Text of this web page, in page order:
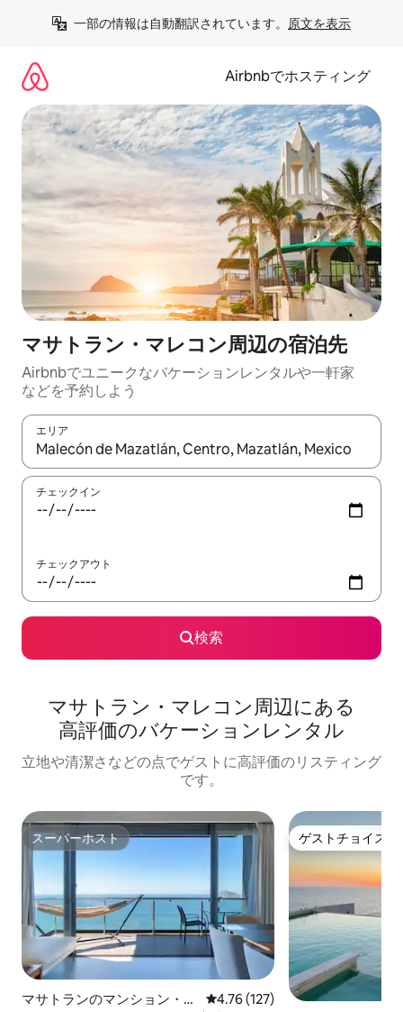
一部の情報は自動翻訳されています。 原文を表示
Airbnbでホスティング
マサトラン・マレコン⁠周⁠辺⁠の宿⁠泊⁠先
Airbnbでユニークなバ⁠ケ⁠ー⁠シ⁠ョ⁠ンレ⁠ン⁠タ⁠ルや一⁠軒⁠家
な⁠ど⁠を予⁠約⁠し⁠よ⁠う
エリア
検索結果が表示されたら、上下の矢印キーを使って移動するか
チェックイン
チェックアウト
検索
マサトラン・マレコン⁠周⁠辺⁠に⁠あ⁠る
高⁠評⁠価⁠のバ⁠ケ⁠ー⁠シ⁠ョ⁠ン⁠レ⁠ン⁠タ⁠ル
立地や清潔さなどの点でゲストに高評価のリスティング
です。
スーパーホスト
スーパーホスト
マサトランのマンション・ア
レビュー127件、5つ星中4.76つ
4.76 (127)
ゲストチョイス
ゲストチョイス